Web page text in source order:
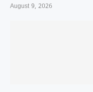
August 9, 2026